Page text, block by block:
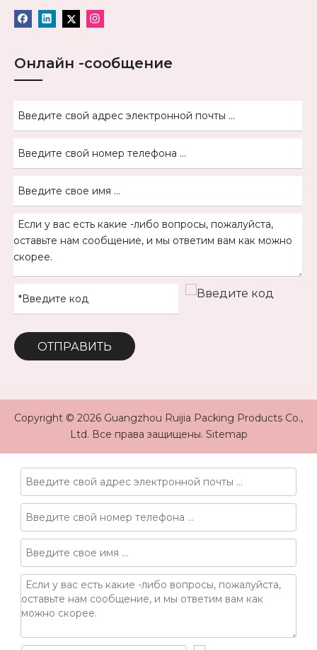
Онлайн -сообщение
ОТПРАВИТЬ
Copyright © 2026 Guangzhou Ruijia Packing Products Co.,
Ltd. Все права защищены. Sitemap